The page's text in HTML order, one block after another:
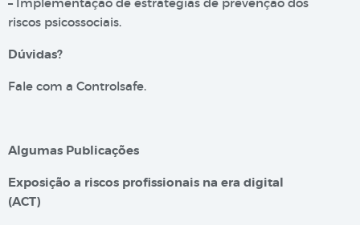
riscos psicossociais.
Dúvidas?
Fale com a Controlsafe.
Algumas Publicações
Exposição a riscos profissionais na era digital​
(ACT)